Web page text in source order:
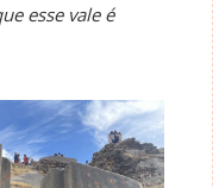
esse vale é